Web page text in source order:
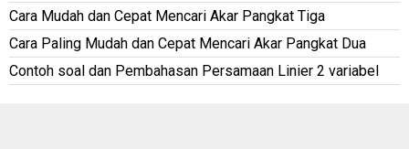
Cara Mudah dan Cepat Mencari Akar Pangkat Tiga
Cara Paling Mudah dan Cepat Mencari Akar Pangkat Dua
Contoh soal dan Pembahasan Persamaan Linier 2 variabel